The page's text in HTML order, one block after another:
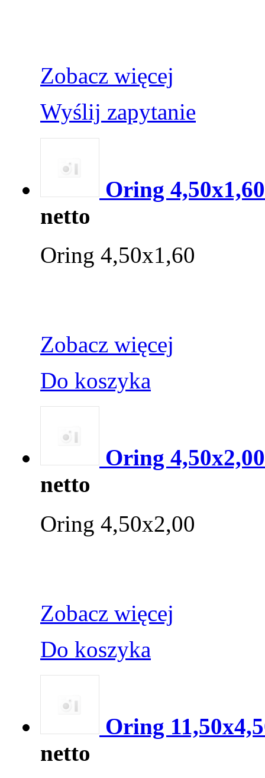
Zobacz więcej
Wyślij zapytanie
Oring 4,50x1,60
netto
Oring 4,50x1,60
Zobacz więcej
Do koszyka
Oring 4,50x2,00
netto
Oring 4,50x2,00
Zobacz więcej
Do koszyka
Oring
netto